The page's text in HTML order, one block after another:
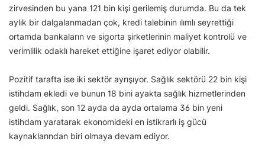
zirvesinden bu yana 121 bin kişi gerilemiş durumda. Bu da tek
aylık bir dalgalanmadan çok, kredi talebinin ılımlı seyrettiği
ortamda bankaların ve sigorta şirketlerinin maliyet kontrolü ve
verimlilik odaklı hareket ettiğine işaret ediyor olabilir.
Pozitif tarafta ise iki sektör ayrışıyor. Sağlık sektörü 22 bin kişi
istihdam ekledi ve bunun 18 bini ayakta sağlık hizmetlerinden
geldi. Sağlık, son 12 ayda da ayda ortalama 36 bin yeni
istihdam yaratarak ekonomideki en istikrarlı iş gücü
kaynaklarından biri olmaya devam ediyor.